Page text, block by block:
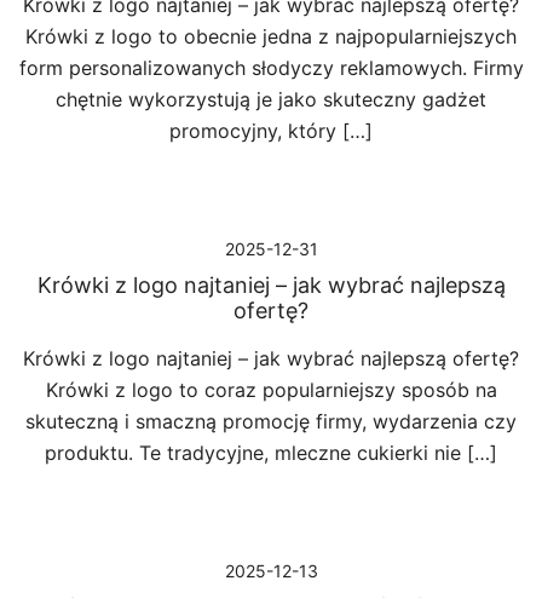
Krówki z logo najtaniej – jak wybrać najlepszą ofertę?
Krówki z logo to obecnie jedna z najpopularniejszych
form personalizowanych słodyczy reklamowych. Firmy
chętnie wykorzystują je jako skuteczny gadżet
promocyjny, który […]
2025-12-31
Krówki z logo najtaniej – jak wybrać najlepszą
ofertę?
Krówki z logo najtaniej – jak wybrać najlepszą ofertę?
Krówki z logo to coraz popularniejszy sposób na
skuteczną i smaczną promocję firmy, wydarzenia czy
produktu. Te tradycyjne, mleczne cukierki nie […]
2025-12-13